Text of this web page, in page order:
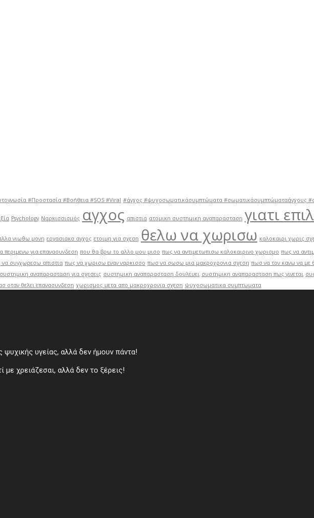
#Προστασία #Βοήθεια #SOS #Viral #άγχος #ψυχοσωματικάσυμπτώματα #σωματικάσυμπτώματαάγχους
Psychology Ναρκισσισμός αγχος απιστια ατομικη συστημικη αναπαρασταση γιατι
νιωθω μονη εργασιακο αγχος ετοιμη για σχεση θελω να χωρισω καλοκαιρι χωρις
περιμενω για επανασυνδεση που θα βρω το αλλο μου μισο πως να αντιμετωπισω καλοκαιρινο χωρισμο πως να
να συγχωρεσω απιστια πως να χωρισω εναν ναρκισσο πωσ να σωσω μια μακροχρονια σχεση πωσ να τον κανω να με
συστημικη αναπαρασταση για σχεσεις συστημικη αναπαρασταση δουλευει συστημικη αναπαρασταση πως γινεται
οταν θελει επανασυνδεση χωρισμος μετα απο μακροχρονια σχεση ψυχοσωματικα συμπτωματα
ψυχικής υγείας, αλλά δεν ήμουν πάντα!
με χρειάζεσαι, αλλά δεν το ξέρεις!